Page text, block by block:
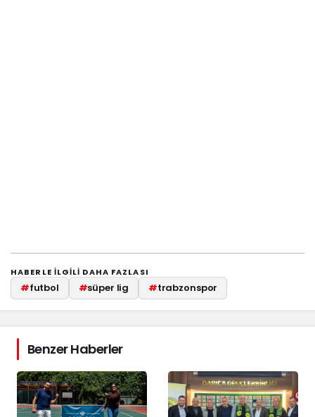
HABERLE ILGILI DAHA FAZLASI
#futbol #süper lig #trabzonspor
Benzer Haberler